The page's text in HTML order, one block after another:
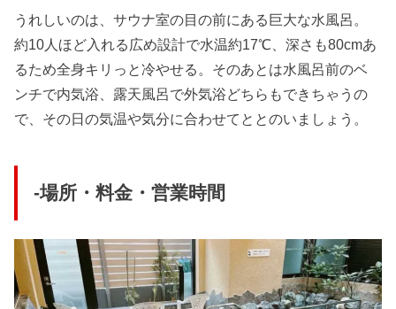
うれしいのは、サウナ室の目の前にある巨大な水風呂。
約10人ほど入れる広め設計で水温約17℃、深さも80cmあ
るため全身キリっと冷やせる。そのあとは水風呂前のベ
ンチで内気浴、露天風呂で外気浴どちらもできちゃうの
で、その日の気温や気分に合わせてととのいましょう。
-場所・料金・営業時間